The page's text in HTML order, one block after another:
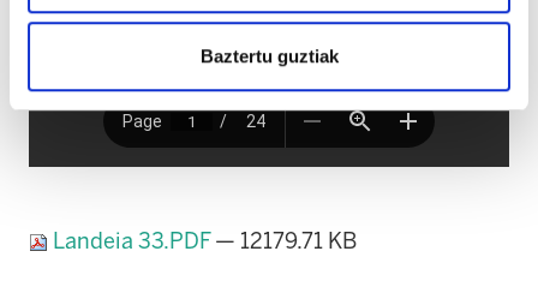
Baztertu guztiak
Landeia 33.PDF— 12179.71 KB